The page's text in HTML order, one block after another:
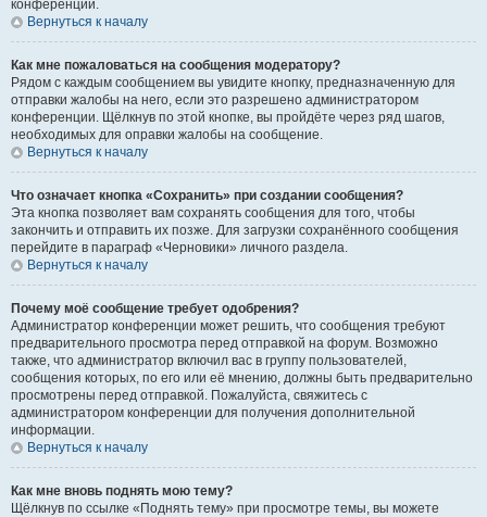
конференции.
Вернуться к началу
Как мне пожаловаться на сообщения модератору?
Рядом с каждым сообщением вы увидите кнопку, предназначенную для
отправки жалобы на него, если это разрешено администратором
конференции. Щёлкнув по этой кнопке, вы пройдёте через ряд шагов,
необходимых для оправки жалобы на сообщение.
Вернуться к началу
Что означает кнопка «Сохранить» при создании сообщения?
Эта кнопка позволяет вам сохранять сообщения для того, чтобы
закончить и отправить их позже. Для загрузки сохранённого сообщения
перейдите в параграф «Черновики» личного раздела.
Вернуться к началу
Почему моё сообщение требует одобрения?
Администратор конференции может решить, что сообщения требуют
предварительного просмотра перед отправкой на форум. Возможно
также, что администратор включил вас в группу пользователей,
сообщения которых, по его или её мнению, должны быть предварительно
просмотрены перед отправкой. Пожалуйста, свяжитесь с
администратором конференции для получения дополнительной
информации.
Вернуться к началу
Как мне вновь поднять мою тему?
Щёлкнув по ссылке «Поднять тему» при просмотре темы, вы можете